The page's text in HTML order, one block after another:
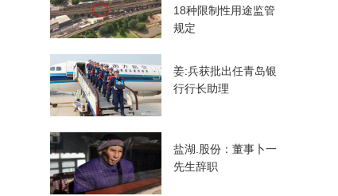
18种限制性用途监管
规定
姜:兵获批出任青岛银
行行长助理
盐湖.股份：董事卜一
先生辞职